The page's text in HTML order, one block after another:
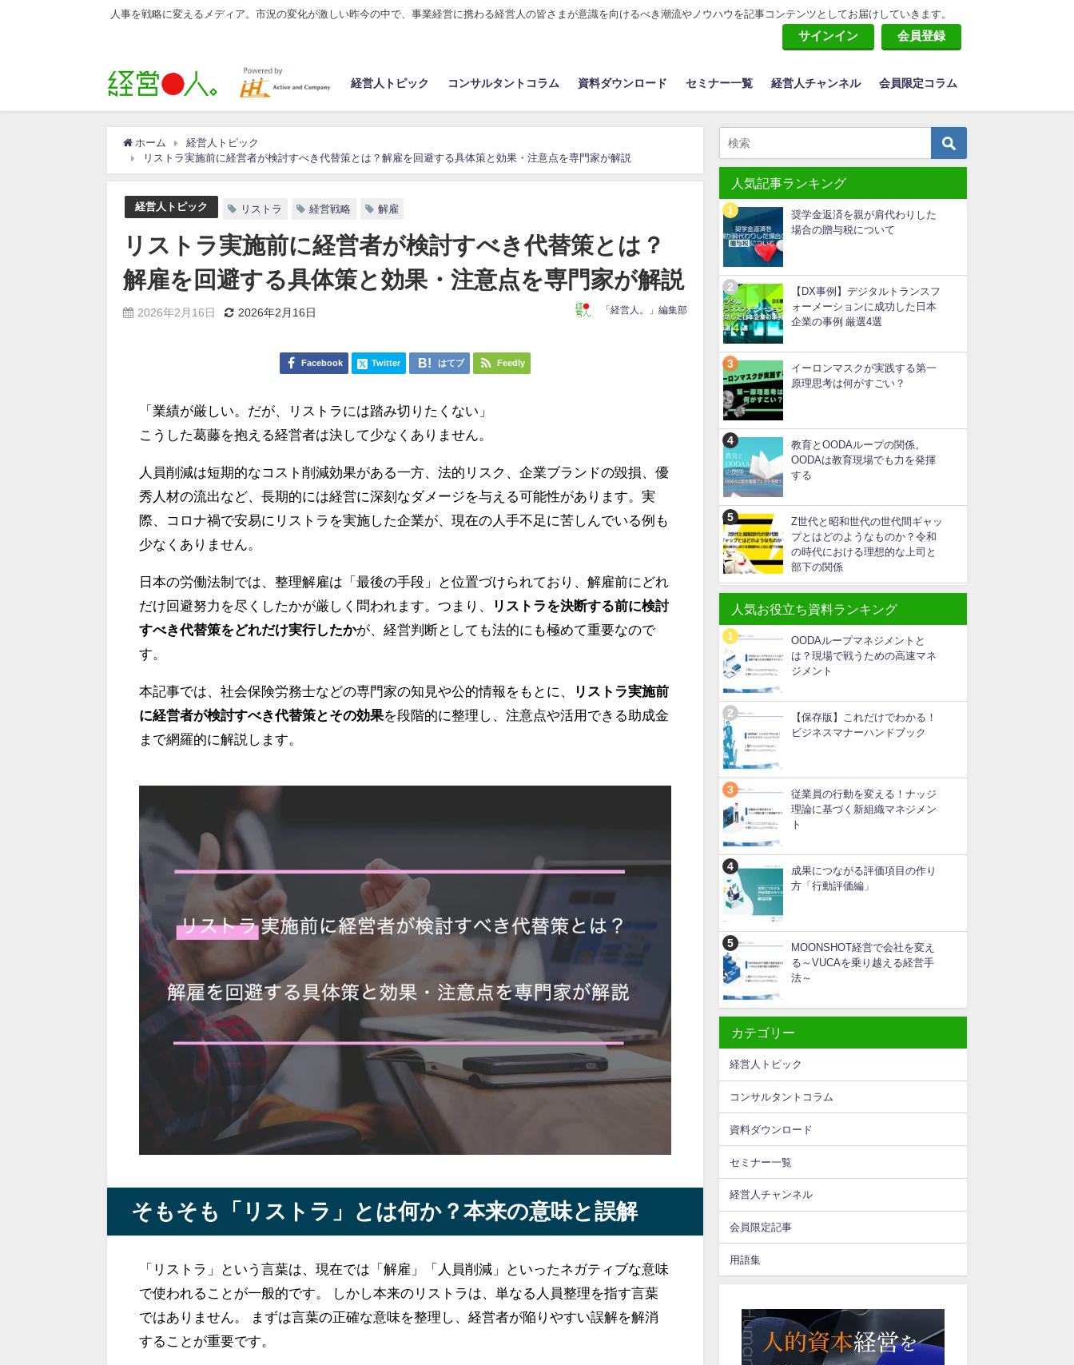
人事を戦略に変えるメディア。市況の変化が激しい昨今の中で、事業経営に携わる経営人の皆さまが意識を向けるべき潮流やノウハウを記事コンテンツとしてお届けしていきます。
サインイン 会員登録
経営人トピック コンサルタントコラム 資料ダウンロード セミナー一覧 経営人チャンネル 会員限定コラム
ホーム
経営人トピック
リストラ実施前に経営者が検討すべき代替策とは？解雇を回避する具体策と効果・注意点を専門家が解説
経営人トピック リストラ 経営戦略 解雇
リストラ実施前に経営者が検討すべき代替策とは？
解雇を回避する具体策と効果・注意点を専門家が解説
2026年2月16日 2026年2月16日 「経営人。」編集部
Facebook Twitter はてブ Feedly
「業績が厳しい。だが、リストラには踏み切りたくない」
こうした葛藤を抱える経営者は決して少なくありません。
人員削減は短期的なコスト削減効果がある一方、法的リスク、企業ブランドの毀損、優
秀人材の流出など、長期的には経営に深刻なダメージを与える可能性があります。実
際、コロナ禍で安易にリストラを実施した企業が、現在の人手不足に苦しんでいる例も
少なくありません。
日本の労働法制では、整理解雇は「最後の手段」と位置づけられており、解雇前にどれ
だけ回避努力を尽くしたかが厳しく問われます。つまり、
リストラを決断する前に検討
すべき代替策をどれだけ実行したかが、経営判断としても法的にも極めて重要なので
す。
本記事では、社会保険労務士などの専門家の知見や公的情報をもとに、
リストラ実施前
に経営者が検討すべき代替策とその効果を段階的に整理し、注意点や活用できる助成金
まで網羅的に解説します。
そもそも「リストラ」とは何か？本来の意味と誤解
「リストラ」という言葉は、現在では「解雇」「人員削減」といったネガティブな意味
で使われることが一般的です。 しかし本来のリストラは、単なる人員整理を指す言葉
ではありません。 まずは言葉の正確な意味を整理し、経営者が陥りやすい誤解を解消
することが重要です。
人気記事ランキング
奨学金返済を親が肩代わりした
場合の贈与税について
【DX事例】デジタルトランスフ
ォーメーションに成功した日本
企業の事例 厳選4選
イーロンマスクが実践する第一
原理思考は何がすごい？
教育とOODAループの関係。
OODAは教育現場でも力を発揮
する
Z世代と昭和世代の世代間ギャッ
プとはどのようなものか？令和
の時代における理想的な上司と
部下の関係
人気お役立ち資料ランキング
OODAループマネジメントと
は？現場で戦うための高速マネ
ジメント
【保存版】これだけでわかる！
ビジネスマナーハンドブック
従業員の行動を変える！ナッジ
理論に基づく新組織マネジメン
ト
成果につながる評価項目の作り
方「行動評価編」
MOONSHOT経営で会社を変え
る～VUCAを乗り越える経営手
法～
カテゴリー
経営人トピック
コンサルタントコラム
資料ダウンロード
セミナー一覧
経営人チャンネル
会員限定記事
用語集